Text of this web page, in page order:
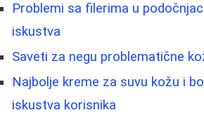
Problemi sa filerima u
iskustva
Saveti za negu problematične
Najbolje kreme za suvu kožu i
iskustva korisnika